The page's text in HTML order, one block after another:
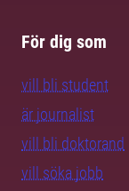
För dig som
vill bli student
är journalist
vill bli doktorand
vill söka jobb